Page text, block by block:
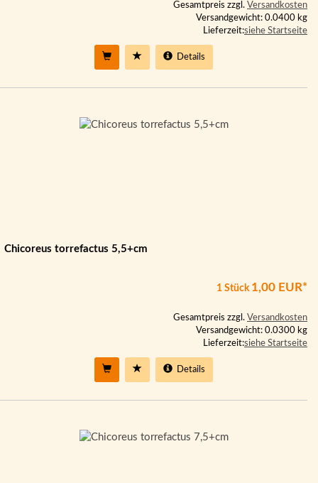
Gesamtpreis zzgl. Versandkosten
Versandgewicht: 0.0400 kg
Lieferzeit:siehe Startseite
Details
Chicoreus torrefactus 5,5+cm
1 Stück 1,00 EUR*
Gesamtpreis zzgl. Versandkosten
Versandgewicht: 0.0300 kg
Lieferzeit:siehe Startseite
Details